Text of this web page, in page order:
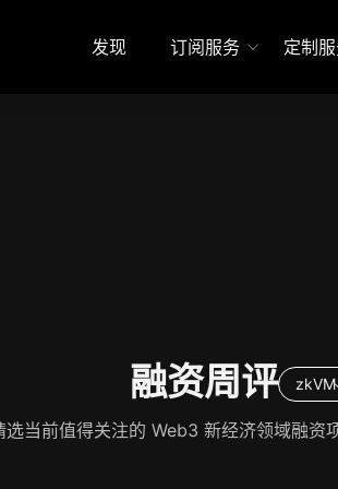
发现 订阅服务 定制
融资周评 zkVM
选当前值得关注的 Web3 新经济领域融资